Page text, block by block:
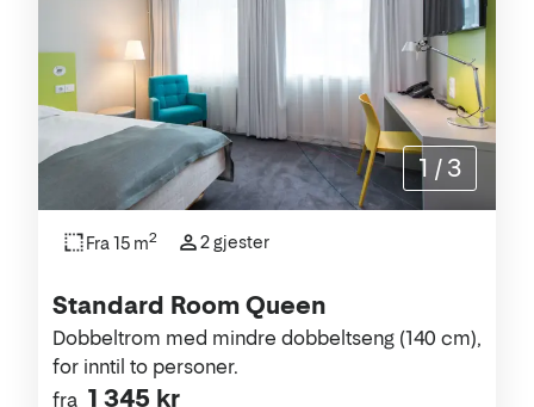
Standard Room Queen
fra 1 345 kr
Dobbeltrom med mindre dobbeltseng (140 cm),
for inntil to personer.
Fra 15 m2 2 gjester
1 / 3